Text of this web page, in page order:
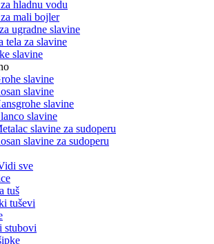
hladnu vodu
mali bojler
ugradne slavine
tela za slavine
slavine
slavine
slavine
slavine
slavine
slavine za sudoperu
slavine za sudoperu
sve
tuš
tuševi
stubovi